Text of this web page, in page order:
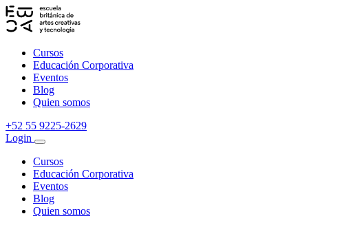
Cursos
Educación Corporativa
Eventos
Blog
Quien somos
+52 55 9225-2629
Login
Cursos
Educación Corporativa
Eventos
Blog
Quien somos